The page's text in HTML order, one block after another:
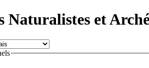
Naturalistes et